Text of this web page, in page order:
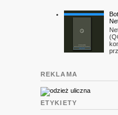
REKLAMA
ETYKIETY